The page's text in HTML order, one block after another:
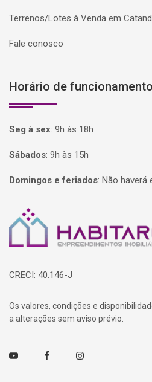
Terrenos/Lotes à Venda em
Fale conosco
Horário de funcionamento
Seg à sex: 9h às 18h
Sábados: 9h às 15h
Domingos e feriados: Não haverá
Página inicial
CRECI: 40.146-J
Os valores, condições e
a alterações sem aviso prévio.
Youtube FacebookInstagram